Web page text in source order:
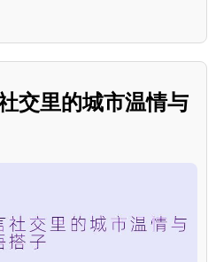
交里的城市温情与